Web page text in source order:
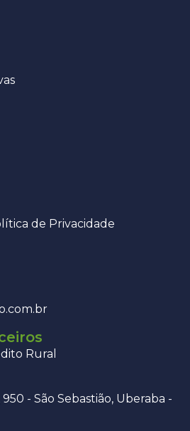
de Privacidade
Rural
- São Sebastião, Uberaba -